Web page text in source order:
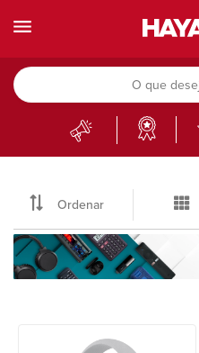
Ordenar